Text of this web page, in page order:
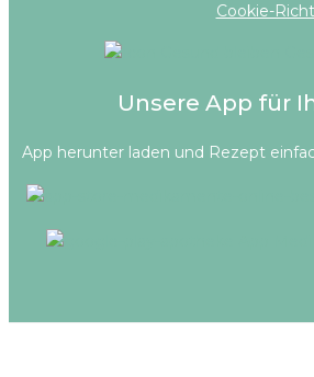
Cookie-
Unsere App für
App herunter laden und Rezept